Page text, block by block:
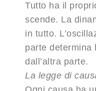
Tutto ha il
scende. La
in tutto.
parte determina
dall’altra parte.
La legge di